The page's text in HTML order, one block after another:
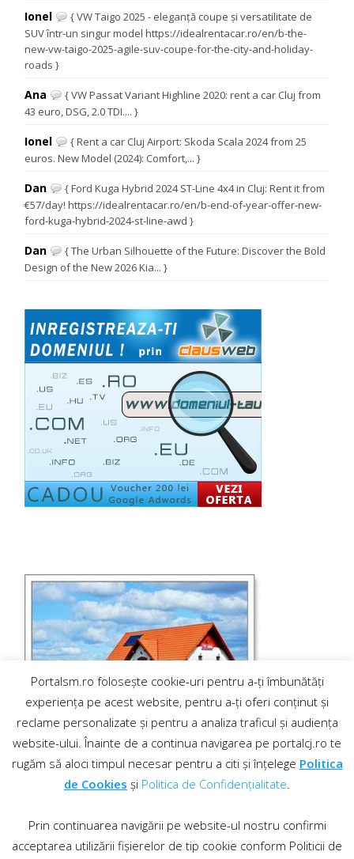
Ionel
{ VW Taigo 2025 - eleganță coupe și versatilitate de
SUV într-un singur model https://idealrentacar.ro/en/b-the-
new-vw-taigo-2025-agile-suv-coupe-for-the-city-and-holiday-
roads }
Ana
{ VW Passat Variant Highline 2020: rent a car Cluj from
43 euro, DSG, 2.0 TDI.... }
Ionel
{ Rent a car Cluj Airport: Skoda Scala 2024 from 25
euros. New Model (2024): Comfort,... }
Dan
{ Ford Kuga Hybrid 2024 ST-Line 4x4 in Cluj: Rent it from
€57/day! https://idealrentacar.ro/en/b-end-of-year-offer-new-
ford-kuga-hybrid-2024-st-line-awd }
Dan
{ The Urban Silhouette of the Future: Discover the Bold
Design of the New 2026 Kia... }
Portalsm.ro folosește cookie-uri pentru a-ți îmbunătăți
experiența pe acest website, pentru a-ți oferi conținut și
reclame personalizate și pentru a analiza traficul și audiența
website-ului. Înainte de a continua navigarea pe portalcj.ro te
rugăm să aloci timpul necesar pentru a citi și înțelege Politica
de Cookies și Politica de Confidențialitate.
Prin continuarea navigării pe website-ul nostru confirmi
acceptarea utilizării fișierelor de tip cookie conform Politicii de